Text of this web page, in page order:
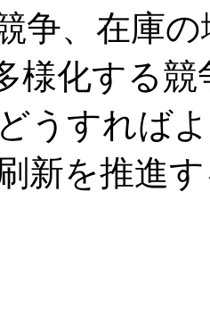
争、在庫
様化する
うすれば
新を推進